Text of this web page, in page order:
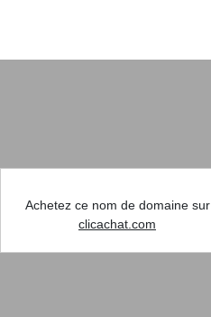
Achetez ce nom de domaine sur
clicachat.com